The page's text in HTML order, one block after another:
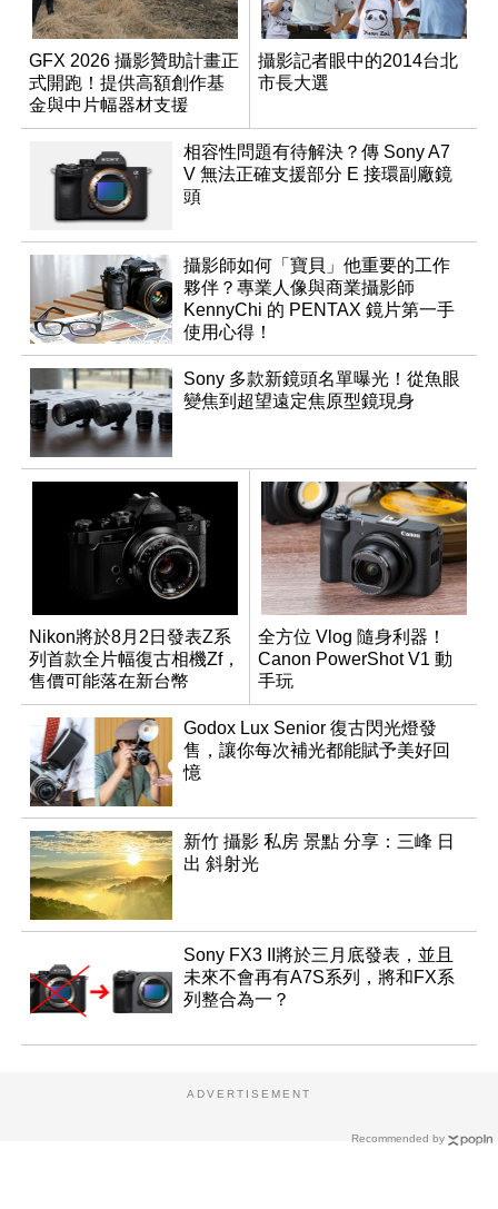
GFX 2026 攝影贊助計畫正
式開跑！提供高額創作基
金與中片幅器材支援
攝影記者眼中的2014台北
市長大選
相容性問題有待解決？傳 Sony A7
V 無法正確支援部分 E 接環副廠鏡
頭
攝影師如何「寶貝」他重要的工作
夥伴？專業人像與商業攝影師
KennyChi 的 PENTAX 鏡片第一手
使用心得！
Sony 多款新鏡頭名單曝光！從魚眼
變焦到超望遠定焦原型鏡現身
Nikon將於8月2日發表Z系
列首款全片幅復古相機Zf，
售價可能落在新台幣
63,000左右？
全方位 Vlog 隨身利器！
Canon PowerShot V1 動
手玩
Godox Lux Senior 復古閃光燈發
售，讓你每次補光都能賦予美好回
憶
新竹 攝影 私房 景點 分享：三峰 日
出 斜射光
Sony FX3 II將於三月底發表，並且
未來不會再有A7S系列，將和FX系
列整合為一？
Recommended by
ADVERTISEMENT